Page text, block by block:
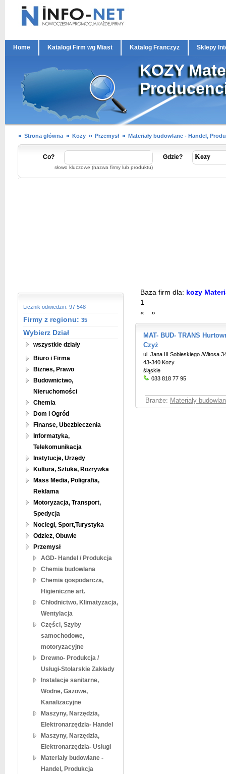
Home Katalogi Firm wg Miast Katalog Franczyz Sklepy
KOZY
Strona główna Kozy Przemysł Materiały budowlane - Handel,
Co?
słowo kluczowe (nazwa firmy lub produktu)
Gdzie?
Licznik odwiedzin: 97 548
Firmy z regionu: 35
Wybierz Dział
wszystkie działy
Biuro i Firma
Biznes, Prawo
Budownictwo,
Nieruchomości
Chemia
Dom i Ogród
Finanse, Ubezbieczenia
Informatyka,
Telekomunikacja
Instytucje, Urzędy
Kultura, Sztuka, Rozrywka
Mass Media, Poligrafia,
Reklama
Motoryzacja, Transport,
Spedycja
Noclegi, Sport,Turystyka
Odzież, Obuwie
Przemysł
AGD- Handel / Produkcja
Chemia budowlana
Chemia gospodarcza,
Higieniczne art.
Chłodnictwo, Klimatyzacja,
Wentylacja
Części, Szyby
samochodowe,
motoryzacyjne
Drewno- Produkcja /
Usługi-Stolarskie Zakłady
Instalacje sanitarne,
Wodne, Gazowe,
Kanalizacyjne
Maszyny, Narzędzia,
Elektronarzędzia- Handel
Maszyny, Narzędzia,
Elektronarzędzia- Usługi
Materiały budowlane -
Handel, Produkcja
Baza firm dla: kozy
1
«
»
MAT- BUD- TRANS
Czyż
ul. Jana III Sobieskiego /Witosa
43-340 Kozy
śląskie
033 818 77 95
Branże: Materiały